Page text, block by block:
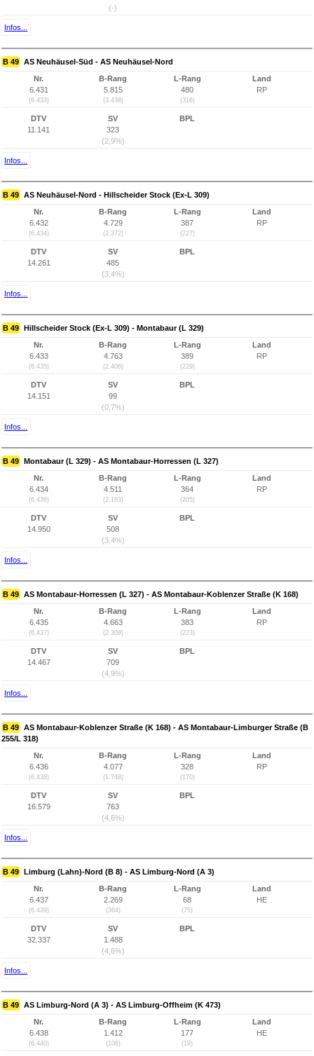
(-)
Infos...
B 49 AS Neuhäusel-Süd - AS Neuhäusel-Nord
Nr.
6.431
(6.433)
B-Rang
5.815
(3.438)
L-Rang
480
(316)
Land
RP
DTV
11.141
SV
323
(2,9%)
BPL
Infos...
B 49 AS Neuhäusel-Nord - Hillscheider Stock (Ex-L 309)
Nr.
6.432
(6.434)
B-Rang
4.729
(2.372)
L-Rang
387
(227)
Land
RP
DTV
14.261
SV
485
(3,4%)
BPL
Infos...
B 49 Hillscheider Stock (Ex-L 309) - Montabaur (L 329)
Nr.
6.433
(6.435)
B-Rang
4.763
(2.406)
L-Rang
389
(229)
Land
RP
DTV
14.151
SV
99
(0,7%)
BPL
Infos...
B 49 Montabaur (L 329) - AS Montabaur-Horressen (L 327)
Nr.
6.434
(6.436)
B-Rang
4.511
(2.163)
L-Rang
364
(205)
Land
RP
DTV
14.950
SV
508
(3,4%)
BPL
Infos...
B 49 AS Montabaur-Horressen (L 327) - AS Montabaur-Koblenzer Straße (K 168)
Nr.
6.435
(6.437)
B-Rang
4.663
(2.309)
L-Rang
383
(223)
Land
RP
DTV
14.467
SV
709
(4,9%)
BPL
Infos...
B 49 AS Montabaur-Koblenzer Straße (K 168) - AS Montabaur-Limburger Straße (B
255/L 318)
Nr.
6.436
(6.438)
B-Rang
4.077
(1.748)
L-Rang
328
(170)
Land
RP
DTV
16.579
SV
763
(4,6%)
BPL
Infos...
B 49 Limburg (Lahn)-Nord (B 8) - AS Limburg-Nord (A 3)
Nr.
6.437
(6.439)
B-Rang
2.269
(364)
L-Rang
68
(75)
Land
HE
DTV
32.337
SV
1.488
(4,6%)
BPL
Infos...
B 49 AS Limburg-Nord (A 3) - AS Limburg-Offheim (K 473)
Nr.
6.438
(6.440)
B-Rang
1.412
(106)
L-Rang
177
(19)
Land
HE